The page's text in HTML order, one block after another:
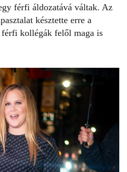
férfi áldozatává váltak. Az
késztette erre a
kollégák felől maga is